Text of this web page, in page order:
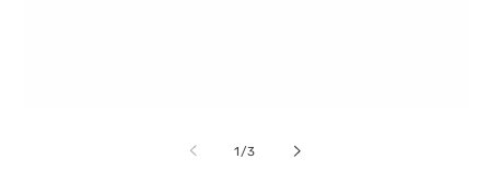
1/de
3